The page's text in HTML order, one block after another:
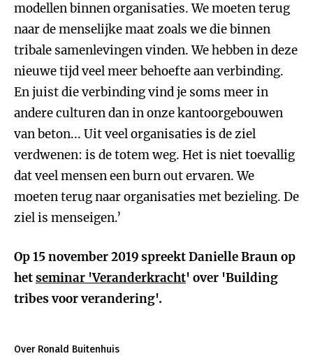
modellen binnen organisaties. We moeten terug
naar de menselijke maat zoals we die binnen
tribale samenlevingen vinden. We hebben in deze
nieuwe tijd veel meer behoefte aan verbinding.
En juist die verbinding vind je soms meer in
andere culturen dan in onze kantoorgebouwen
van beton... Uit veel organisaties is de ziel
verdwenen: is de totem weg. Het is niet toevallig
dat veel mensen een burn out ervaren. We
moeten terug naar organisaties met bezieling. De
ziel is menseigen.’
Op 15 november 2019 spreekt Danielle Braun op
hetseminar 'Veranderkracht' over 'Building
tribes voor verandering'.
Over Ronald Buitenhuis